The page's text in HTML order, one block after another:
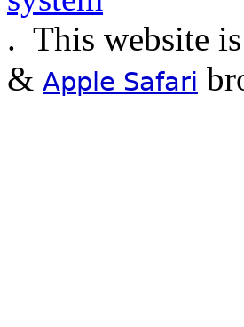
. This website
& Apple Safari